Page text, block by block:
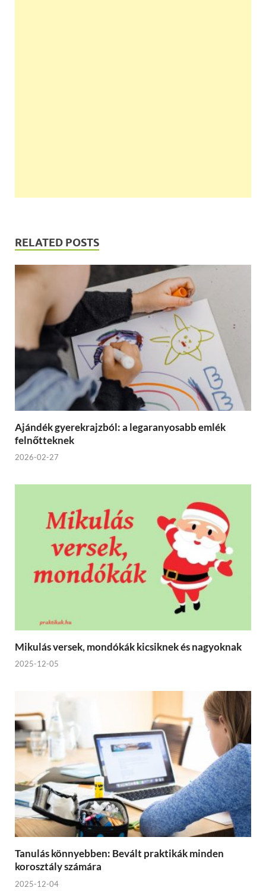
RELATED POSTS
Ajándék gyerekrajzból: a legaranyosabb emlék
felnőtteknek
2026-02-27
Mikulás versek, mondókák kicsiknek és nagyoknak
2025-12-05
Tanulás könnyebben: Bevált praktikák minden
korosztály számára
2025-12-04